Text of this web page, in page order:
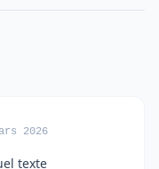
2026
texte